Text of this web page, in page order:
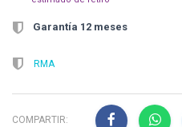
Garantía 12 meses
RMA
COMPARTIR: